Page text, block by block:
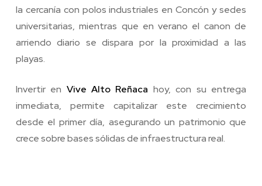
la cercanía con polos industriales en Concón y sedes
universitarias, mientras que en verano el canon de
arriendo diario se dispara por la proximidad a las
playas.
Invertir en Vive Alto Reñaca hoy, con su entrega
inmediata, permite capitalizar este crecimiento
desde el primer día, asegurando un patrimonio que
crece sobre bases sólidas de infraestructura real.